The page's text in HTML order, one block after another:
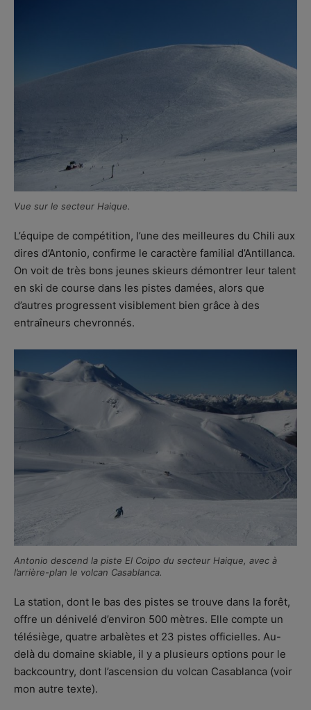
Vue sur le secteur Haique.
L’équipe de compétition, l’une des meilleures du Chili aux
dires d’Antonio, confirme le caractère familial d’Antillanca.
On voit de très bons jeunes skieurs démontrer leur talent
en ski de course dans les pistes damées, alors que
d’autres progressent visiblement bien grâce à des
entraîneurs chevronnés.
Antonio descend la piste El Coipo du secteur Haique, avec à
l’arrière-plan le volcan Casablanca.
La station, dont le bas des pistes se trouve dans la forêt,
offre un dénivelé d’environ 500 mètres. Elle compte un
télésiège, quatre arbalètes et 23 pistes officielles. Au-
delà du domaine skiable, il y a plusieurs options pour le
backcountry, dont l’ascension du volcan Casablanca (voir
mon autre texte).